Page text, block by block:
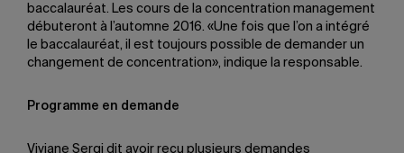
baccalauréat. Les cours de la concentration management
débuteront à l’automne 2016. «Une fois que l’on a intégré
le baccalauréat, il est toujours possible de demander un
changement de concentration», indique la responsable.
Programme en demande
Viviane Sergi dit avoir reçu plusieurs demandes